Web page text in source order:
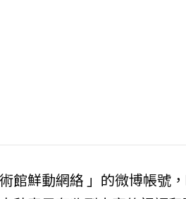
館鮮動網絡 」的微博帳號